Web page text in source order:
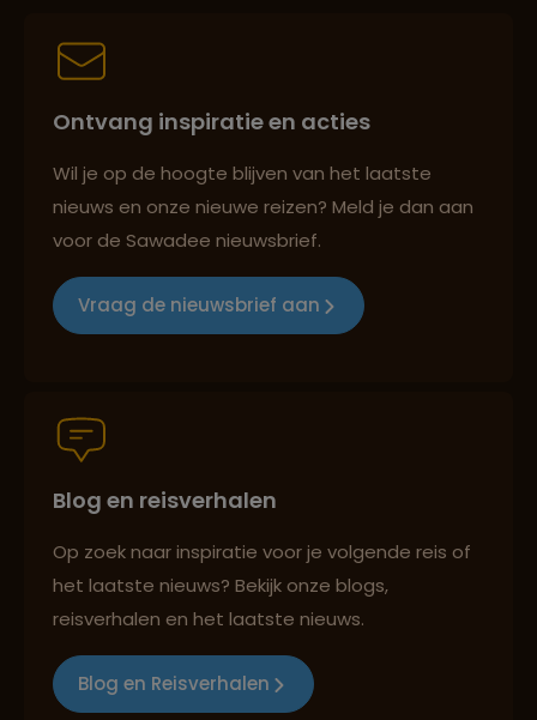
Persoonlijk en deskundig reisadvies
Reizen met oog voor mens, cultuur en milieu
Persoonlijk en deskundig reisadvies
Best beoordeelde reisroutes
Ontvang inspiratie en acties
Wil je op de hoogte blijven van het laatste
nieuws en onze nieuwe reizen? Meld je dan aan
voor de Sawadee nieuwsbrief.
Vraag de nieuwsbrief aan
Blog en reisverhalen
Op zoek naar inspiratie voor je volgende reis of
het laatste nieuws? Bekijk onze blogs,
reisverhalen en het laatste nieuws.
Blog en Reisverhalen